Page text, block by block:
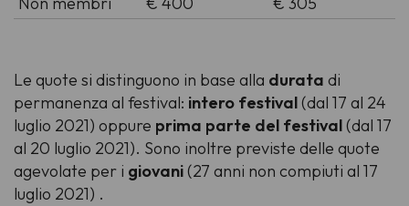
Le quote si distinguono in base alla durata di
permanenza al festival: intero festival(dal 17 al 24
luglio 2021) oppure prima parte del festival(dal 17
al 20 luglio 2021). Sono inoltre previste delle quote
agevolate per i giovani(27 anni non compiuti al 17
luglio 2021) .